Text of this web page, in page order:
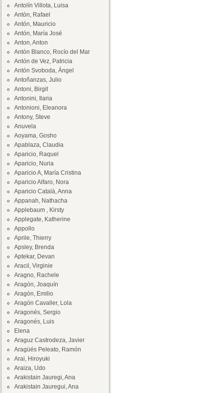
Antolín Villota, Luisa
Antón, Rafael
Antón, Mauricio
Antón, María José
Anton, Anton
Antón Blanco, Rocío del Mar
Antón de Vez, Patricia
Antón Svoboda, Ángel
Antoñanzas, Julio
Antoni, Birgit
Antonini, Ilaria
Antonioni, Eleanora
Antony, Steve
Anuvela
Aoyama, Gosho
Apablaza, Claudia
Aparicio, Raquel
Aparicio, Nuria
Aparicio A, María Cristina
Aparicio Alfaro, Nora
Aparicio Català, Anna
Appanah, Nathacha
Applebaum , Kirsty
Applegate, Katherine
Appollo
Aprile, Thierry
Apsley, Brenda
Aptekar, Devan
Aracil, Virginie
Aragno, Rachele
Aragón, Joaquín
Aragón, Emilio
Aragón Cavaller, Lola
Aragonés, Sergio
Aragonés, Luis
Elena
Araguz Castrodeza, Javier
Aragüés Peleato, Ramón
Arai, Hiroyuki
Araiza, Udo
Arakistain Jauregi, Ana
Arakistain Jauregui, Ana